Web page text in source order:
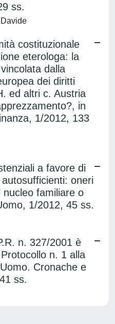
ss.
costituzionale
eterologa: la
dalla
dei diritti
ed altri c. Austria
in
1/2012, 133
a favore di
oneri
familiare o
1/2012, 45 ss.
n. 327/2001 è
n. 1 alla
Cronache e
ss.